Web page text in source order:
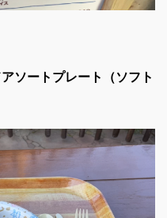
ソートプレート（ソフト